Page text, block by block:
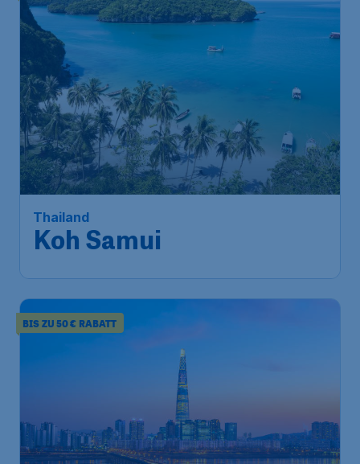
Thailand
Koh Samui
BIS ZU 50 € RABATT